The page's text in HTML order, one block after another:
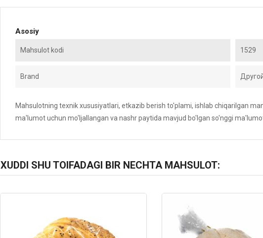
Asosiy
Mahsulot kodi 1529
Brand
Mahsulotning texnik xususiyatlari, etkazib berish to'plami, ishlab chiqarilgan
ma'lumot uchun mo'ljallangan va nashr paytida mavjud bo'lgan so'nggi
XUDDI SHU TOIFADAGI BIR NECHTA MAHSULOT:
Kod: 6465